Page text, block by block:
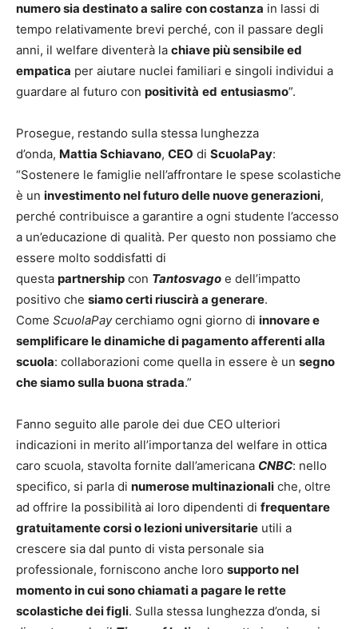
numero sia destinato a salire con costanza in lassi di
tempo relativamente brevi perché, con il passare degli
anni, il welfare diventerà la chiave più sensibile ed
empatica per aiutare nuclei familiari e singoli individui a
guardare al futuro con positività ed entusiasmo”.
Prosegue, restando sulla stessa lunghezza
d’onda, Mattia Schiavano, CEO di ScuolaPay:
“Sostenere le famiglie nell’affrontare le spese scolastiche
è un investimento nel futuro delle nuove generazioni,
perché contribuisce a garantire a ogni studente l’accesso
a un’educazione di qualità. Per questo non possiamo che
essere molto soddisfatti di
questa partnership con Tantosvago e dell’impatto
positivo che siamo certi riuscirà a generare.
Come ScuolaPaycerchiamo ogni giorno di innovare e
semplificare le dinamiche di pagamento afferenti alla
scuola: collaborazioni come quella in essere è un segno
che siamo sulla buona strada.”
Fanno seguito alle parole dei due CEO ulteriori
indicazioni in merito all’importanza del welfare in ottica
caro scuola, stavolta fornite dall’americana CNBC: nello
specifico, si parla di numerose multinazionali che, oltre
ad offrire la possibilità ai loro dipendenti di frequentare
gratuitamente corsi o lezioni universitarie utili a
crescere sia dal punto di vista personale sia
professionale, forniscono anche loro supporto nel
momento in cui sono chiamati a pagare le rette
scolastiche dei figli. Sulla stessa lunghezza d’onda, si